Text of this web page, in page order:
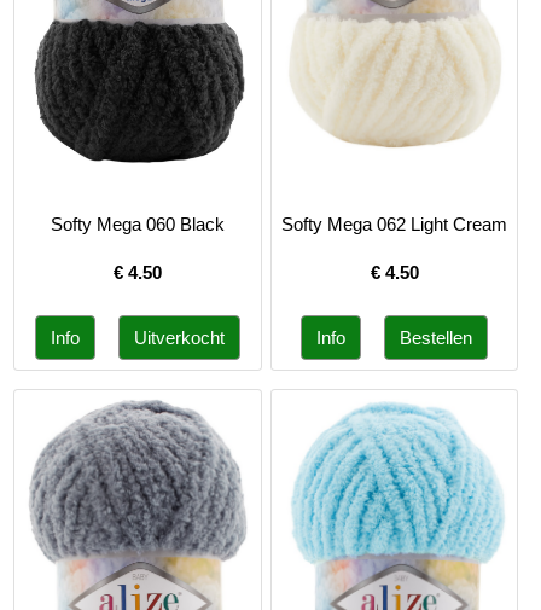
Softy Mega 060 Black
€ 4.50
Softy Mega 062 Light Cream
€ 4.50